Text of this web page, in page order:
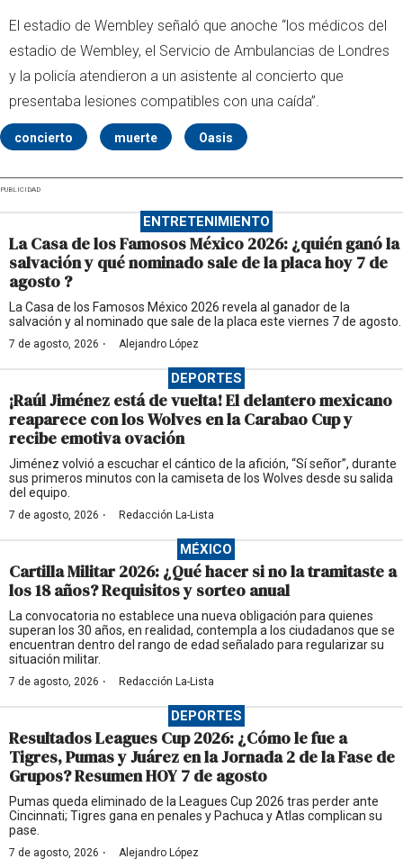
El estadio de Wembley señaló que anoche “los médicos del
estadio de Wembley, el Servicio de Ambulancias de Londres
y la policía atendieron a un asistente al concierto que
presentaba lesiones compatibles con una caída”.
concierto muerte Oasis
PUBLICIDAD
ENTRETENIMIENTO
La Casa de los Famosos México 2026: ¿quién ganó la
salvación y qué nominado sale de la placa hoy 7 de
agosto ?
La Casa de los Famosos México 2026 revela al ganador de la
salvación y al nominado que sale de la placa este viernes 7 de agosto.
7 de agosto, 2026 · Alejandro López
DEPORTES
¡Raúl Jiménez está de vuelta! El delantero mexicano
reaparece con los Wolves en la Carabao Cup y
recibe emotiva ovación
Jiménez volvió a escuchar el cántico de la afición, “Sí señor”, durante
sus primeros minutos con la camiseta de los Wolves desde su salida
del equipo.
7 de agosto, 2026 · Redacción La-Lista
MÉXICO
Cartilla Militar 2026: ¿Qué hacer si no la tramitaste a
los 18 años? Requisitos y sorteo anual
La convocatoria no establece una nueva obligación para quienes
superan los 30 años, en realidad, contempla a los ciudadanos que se
encuentran dentro del rango de edad señalado para regularizar su
situación militar.
7 de agosto, 2026 · Redacción La-Lista
DEPORTES
Resultados Leagues Cup 2026: ¿Cómo le fue a
Tigres, Pumas y Juárez en la Jornada 2 de la Fase de
Grupos? Resumen HOY 7 de agosto
Pumas queda eliminado de la Leagues Cup 2026 tras perder ante
Cincinnati; Tigres gana en penales y Pachuca y Atlas complican su
pase.
7 de agosto, 2026 · Alejandro López